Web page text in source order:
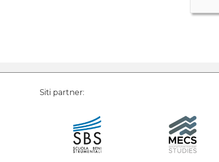
Siti partner: